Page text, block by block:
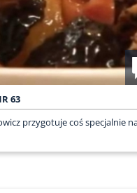
63
przygotuje coś specjalnie